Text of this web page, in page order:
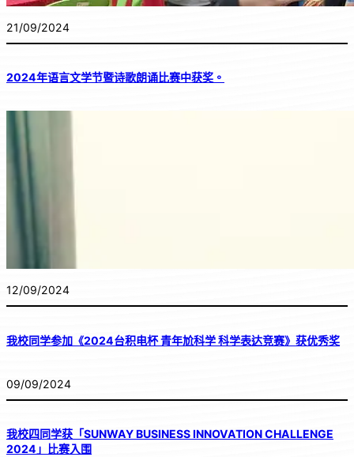
21/09/2024
2024年语言文学节暨诗歌朗诵比赛中获奖。
12/09/2024
我校同学参加《2024台积电杯 青年尬科学 科学表达竞赛》获优秀奖
09/09/2024
我校四同学获「SUNWAY BUSINESS INNOVATION CHALLENGE
2024」比赛入围